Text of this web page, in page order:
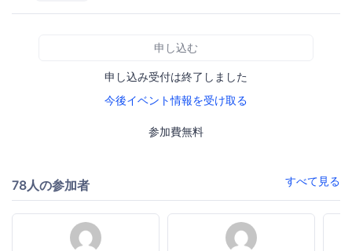
申し込む
申し込み受付は終了しました
今後イベント情報を受け取る
参加費無料
78人の参加者 すべて見る